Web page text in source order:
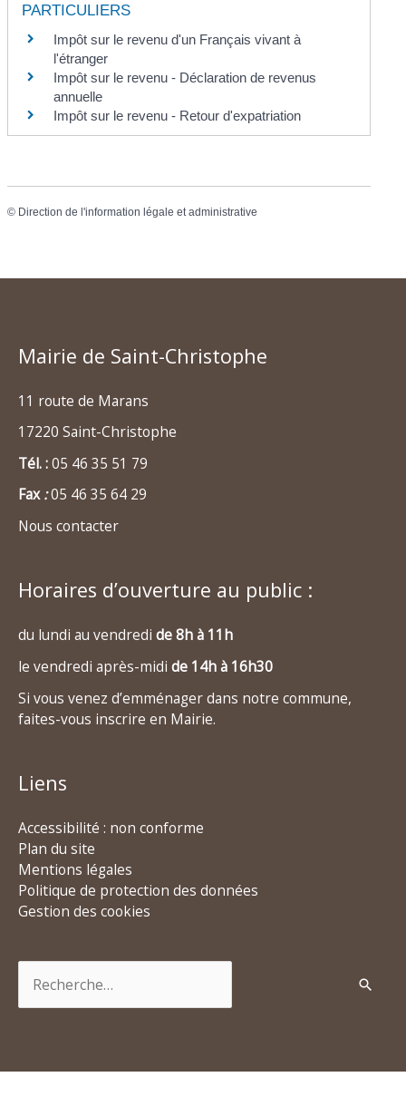
PARTICULIERS
Impôt sur le revenu d'un Français vivant à
l'étranger
Impôt sur le revenu - Déclaration de revenus
annuelle
Impôt sur le revenu - Retour d'expatriation
© Direction de l'information légale et administrative
Mairie de Saint-Christophe
11 route de Marans
17220 Saint-Christophe
Tél. :05 46 35 51 79
Fax:05 46 35 64 29
Nous contacter
Horaires d’ouverture au public :
du lundi au vendredi de 8h à 11h
le vendredi après-midi de 14h à 16h30
Si vous venez d’emménager dans notre commune,
faites-vous inscrire en Mairie.
Liens
Accessibilité : non conforme
Plan du site
Mentions légales
Politique de protection des données
Gestion des cookies